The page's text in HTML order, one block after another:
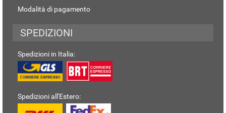
Modalità di pagamento
SPEDIZIONI
Spedizioni in Italia:
Spedizioni all'Estero: